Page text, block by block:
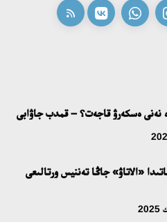
لينگۆومادەني سيپاتى
نەنى ەسكەرۋ قاجەت؟ – قمدب جاۋابى
«الاتاۋ» جاڭا تەننيس ورتالىعى